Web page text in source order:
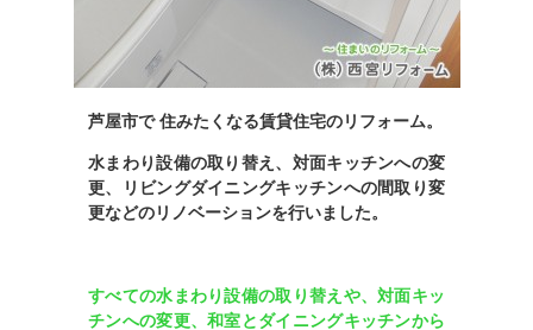
芦屋市で 住みたくなる賃貸住宅のリフォーム。
水まわり設備の取り替え 、 対面キッチンへの変
更、
リビングダイニングキッチンへの間取り変
更などのリノベーションを行いました。
すべての水まわり設備の取り替えや、対面キッ
チンへの変更、和室とダイニングキッチンから